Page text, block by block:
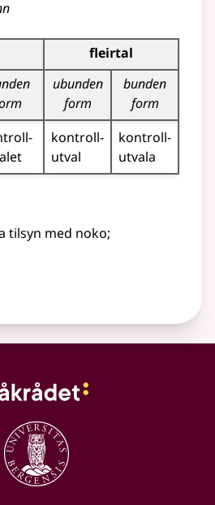
dette substantivet
fleirtal
ubunden
form
bunden
form
kontroll­
utval
kontroll­
utvala
tilsyn med noko;